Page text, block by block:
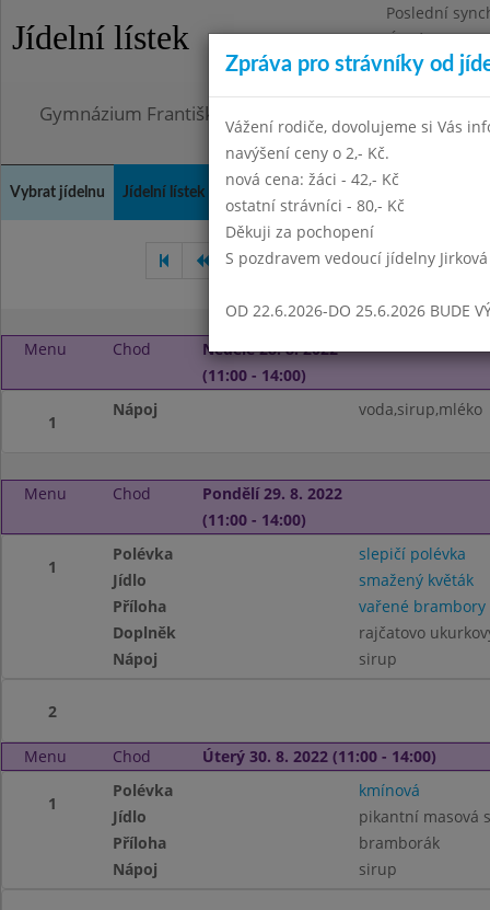
Jídelní lístek
Poslední
Úterý
Omezení
Gymnázium Františka Palackého, Neratovice,
Vybrat jídelnu Jídelní lístek
Červen 2022 Červenec
Menu Chod
Neděle 28. 8. 2022
(11:00 - 14:00)
1
Nápoj voda,sirup,mléko
Menu Chod
Pondělí 29. 8. 2022
(11:00 - 14:00)
1
Polévka
slepičí polévka
Jídlo
smažený květák
Příloha
vařené brambory
Doplněk
rajčatovo
Nápoj
sirup
2
Menu Chod Úterý 30. 8. 2022 (11:00 - 14:00)
1
Polévka
kmínová
Jídlo
pikantní masová
Příloha
bramborák
Nápoj
sirup
Zpráva pro strávníky od
Vážení rodiče, dovolujeme si Vás
navýšení ceny o 2,- Kč.
nová cena: žáci - 42,- Kč
ostatní strávníci - 80,- Kč
Děkuji za pochopení
S pozdravem vedoucí jídelny Jirková
OD 22.6.2026-DO 25.6.2026 BUDE